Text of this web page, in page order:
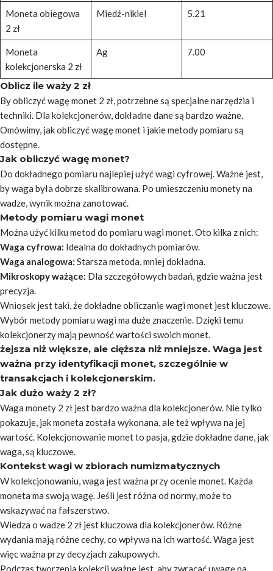
Moneta obiegowa
2 zł
Miedź-nikiel 5.21
Moneta
kolekcjonerska 2 zł
Ag 7.00
Oblicz ile waży 2 zł
By obliczyć wagę monet 2 zł, potrzebne są specjalne narzędzia i
techniki. Dla kolekcjonerów, dokładne dane są bardzo ważne.
Omówimy, jak obliczyć wagę monet i jakie metody pomiaru są
dostępne.
Jak obliczyć wagę monet?
Do dokładnego pomiaru najlepiej użyć wagi cyfrowej. Ważne jest,
by waga była dobrze skalibrowana. Po umieszczeniu monety na
wadze, wynik można zanotować.
Metody pomiaru wagi monet
Można użyć kilku metod do pomiaru wagi monet. Oto kilka z nich:
Waga cyfrowa: Idealna do dokładnych pomiarów.
Waga analogowa: Starsza metoda, mniej dokładna.
Mikroskopy ważące: Dla szczegółowych badań, gdzie ważna jest
precyzja.
Wniosek jest taki, że dokładne obliczanie wagi monet jest kluczowe.
Wybór metody pomiaru wagi ma duże znaczenie. Dzięki temu
kolekcjonerzy mają pewność wartości swoich monet.
żejsza niż większe, ale cięższa niż mniejsze. Waga jest
ważna przy identyfikacji monet, szczególnie w
transakcjach i kolekcjonerskim.
Jak dużo waży 2 zł?
Waga monety 2 zł jest bardzo ważna dla kolekcjonerów. Nie tylko
pokazuje, jak moneta została wykonana, ale też wpływa na jej
wartość. Kolekcjonowanie monet to pasja, gdzie dokładne dane, jak
waga, są kluczowe.
Kontekst wagi w zbiorach numizmatycznych
W kolekcjonowaniu, waga jest ważna przy ocenie monet. Każda
moneta ma swoją wagę. Jeśli jest różna od normy, może to
wskazywać na fałszerstwo.
Wiedza o wadze 2 zł jest kluczowa dla kolekcjonerów. Różne
wydania mają różne cechy, co wpływa na ich wartość. Waga jest
więc ważna przy decyzjach zakupowych.
Podczas tworzenia kolekcji ważne jest, aby zwracać uwagę na